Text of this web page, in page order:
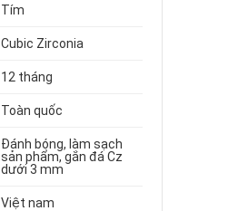
Tím
Cubic Zirconia
12 tháng
Toàn quốc
Đánh bóng, làm sạch
sản phẩm, gắn đá Cz
dưới 3 mm
Việt nam